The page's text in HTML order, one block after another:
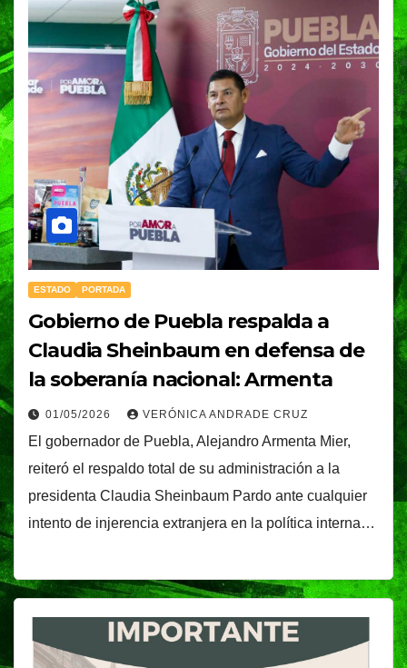
ESTADO PORTADA
Gobierno de Puebla respalda a
Claudia Sheinbaum en defensa de
la soberanía nacional: Armenta
01/05/2026 VERÓNICA ANDRADE CRUZ
El gobernador de Puebla, Alejandro Armenta Mier,
reiteró el respaldo total de su administración a la
presidenta Claudia Sheinbaum Pardo ante cualquier
intento de injerencia extranjera en la política interna…